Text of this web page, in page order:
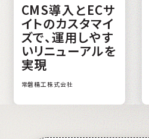
CMS導入とECサ
イトのカスタマイ
ズで、運用しやす
いリニューアルを
実現
常磐精工株式会社